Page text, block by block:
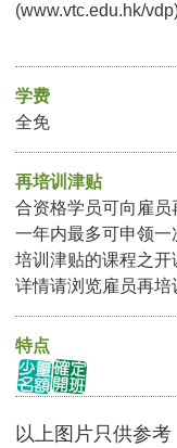
(www.vtc.edu.hk/vdp
学费
全免
再培训津贴
合资格学员可向雇员
一年内最多可申领
培训津贴的课程之
详情请浏览雇员再培
特点
以上图片只供参考